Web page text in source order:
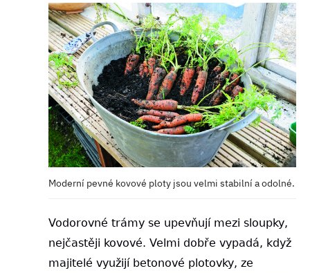
Moderní pevné kovové ploty jsou velmi stabilní a odolné.
Vodorovné trámy se upevňují mezi sloupky,
nejčastěji kovové. Velmi dobře vypadá, když
majitelé využijí betonové plotovky, ze